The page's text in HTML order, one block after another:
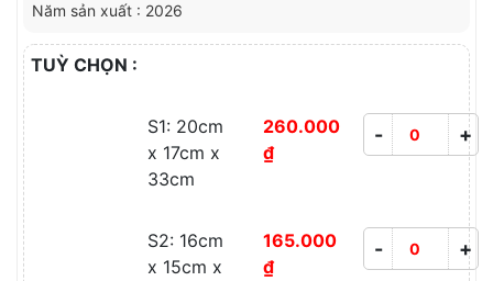
Năm sản xuất : 2026
TUỲ CHỌN :
S1: 20cm
x 17cm x
33cm
260.000
₫
- +
S2: 16cm
x 15cm x
165.000
₫
- +